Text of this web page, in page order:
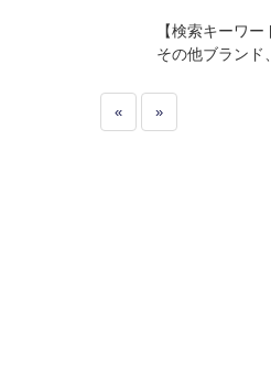
【検索キーワー
その他ブランド
« »